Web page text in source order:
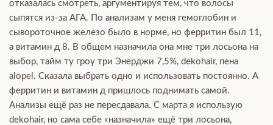
отказалась смотреть, аргументируя тем, что волосы
сыпятся из-за АГА. По анализам у меня гемоглобин и
сывороточное железо было в норме, но ферритин был 11,
а витамин д 8. В общем назначила она мне три лосьона на
выбор, тайм ту гроу три Энерджи 7,5%, dekohair, пена
alopel. Сказала выбрать одно и использовать постоянно. А
ферритин и витамин д пришлось поднимать самой.
Анализы ещё раз не пересдавала. С марта я использую
dekohair, но сама себе «назначила» ещё три лосьона,